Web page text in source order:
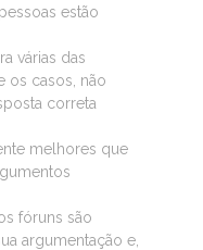
estão
várias das
os casos, não
correta
melhores que
fóruns são
argumentação e,